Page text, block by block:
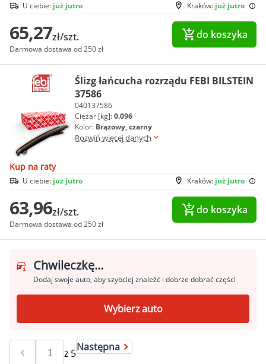
Kraków: już jutro
U ciebie: już jutro
65,27zł/szt.
Darmowa dostawa od 250 zł
do koszyka
Ślizg łańcucha rozrządu FEBI BILSTEIN
37586
040137586
Ciężar [kg]:0.096
Kolor: Brązowy, czarny
Rozwiń więcej danych
Kup na raty
Kraków: już jutro
U ciebie: już jutro
63,96zł/szt.
Darmowa dostawa od 250 zł
do koszyka
Chwileczkę...
Dodaj swoje auto, aby szybciej znaleźć i dobrze dobrać części
Wybierz auto
z 5Następna